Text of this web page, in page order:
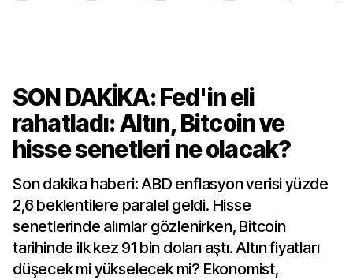
SON DAKİKA: Fed'in eli
rahatladı: Altın, Bitcoin ve
hisse senetleri ne olacak?
Son dakika haberi: ABD enflasyon verisi yüzde
2,6 beklentilere paralel geldi. Hisse
senetlerinde alımlar gözlenirken, Bitcoin
tarihinde ilk kez 91 bin doları aştı. Altın fiyatları
düşecek mi yükselecek mi? Ekonomist,